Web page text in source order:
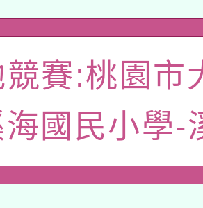
推動專業研習
能─人工智慧
內容與教學軟體
陸委員會函釋公
研究院辦理「
8月22日(星期六
競賽:桃園市
海國民小學-